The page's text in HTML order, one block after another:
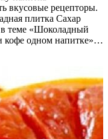
вкусовые рецепторы.
плитка Сахар
теме «Шоколадный
кофе одном напитке»…